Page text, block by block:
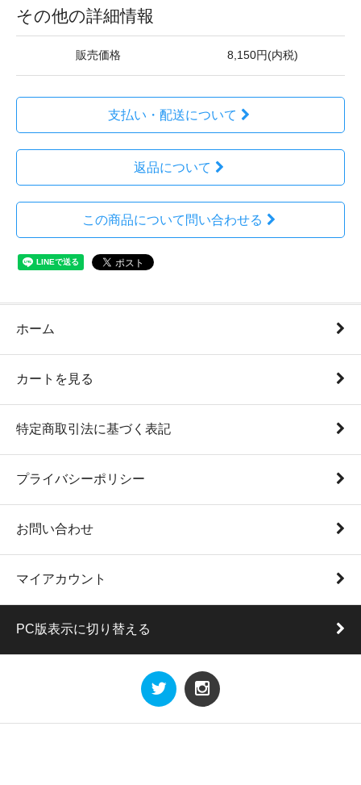
その他の詳細情報
販売価格 8,150円(内税)
支払い・配送について
返品について
この商品について問い合わせる
ホーム
カートを見る
特定商取引法に基づく表記
プライバシーポリシー
お問い合わせ
マイアカウント
PC版表示に切り替える